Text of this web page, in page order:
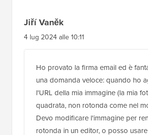
Jiří Vaněk
4 lug 2024 alle 10:11
Ho provato la firma email ed è
una domanda veloce: quando ho
l'URL della mia immagine (la mia
quadrata, non rotonda come nel
Devo modificare l'immagine per
rotonda in un editor, o posso